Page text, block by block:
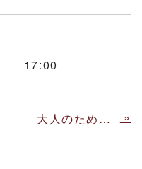
17:00
大人のための囲碁入門講座 »